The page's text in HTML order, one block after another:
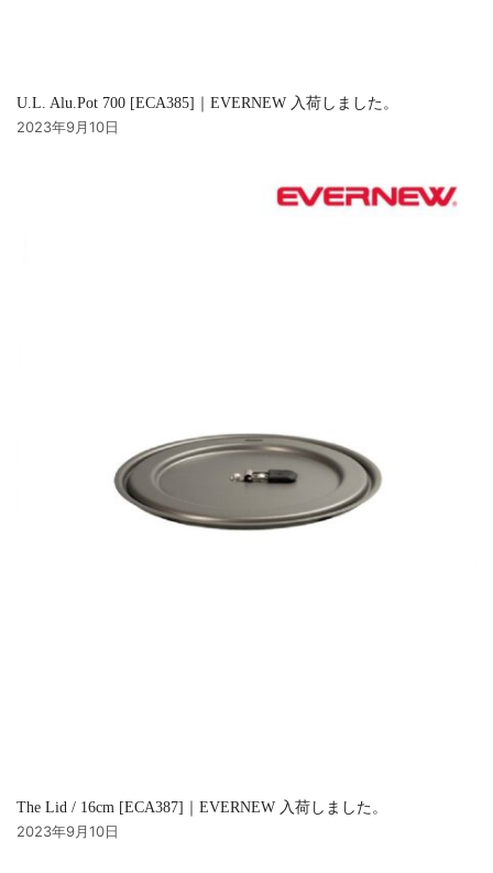
U.L. Alu.Pot 700 [ECA385]｜EVERNEW 入荷しました。
2023年9月10日
The Lid / 16cm [ECA387]｜EVERNEW 入荷しました。
2023年9月10日